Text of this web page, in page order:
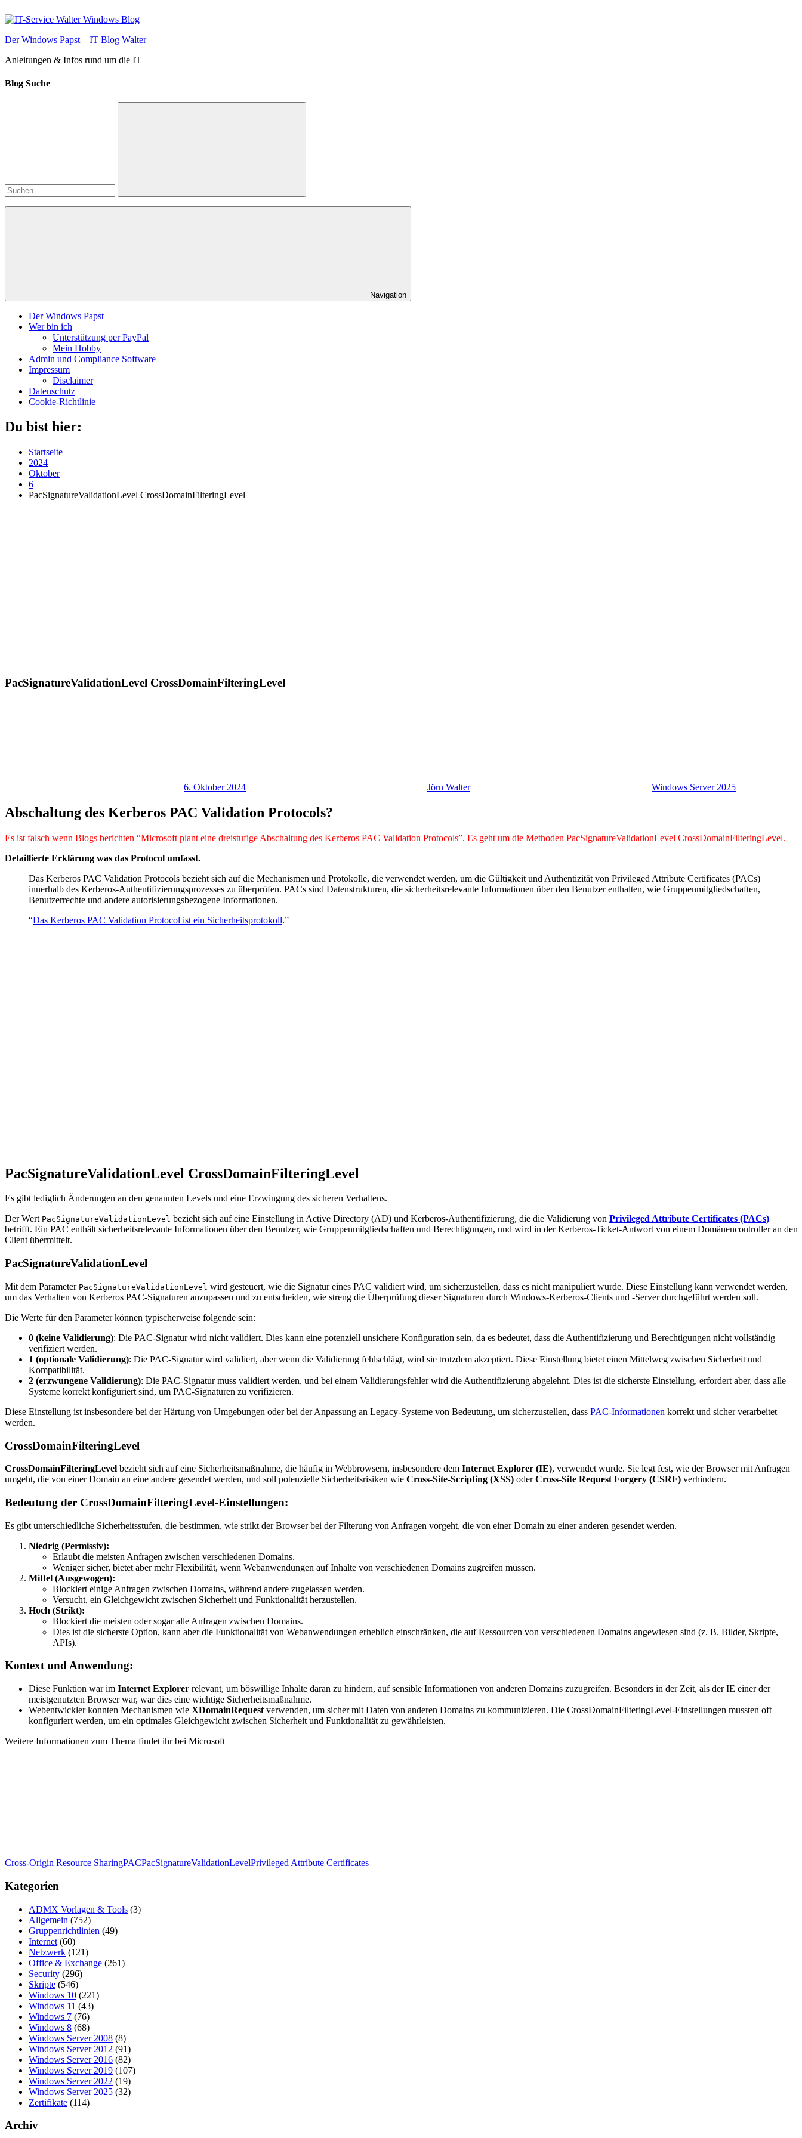
Inhalt
Der Windows Papst – IT Blog Walter
Anleitungen & Infos rund um die IT
Blog Suche
Suchen
Navigation
Der Windows Papst
Wer bin ich
Unterstützung per PayPal
Mein Hobby
Admin und Compliance Software
Impressum
Disclaimer
Datenschutz
Cookie-Richtlinie
Du bist hier:
Startseite
2024
Oktober
6
PacSignatureValidationLevel CrossDomainFilteringLevel
PacSignatureValidationLevel CrossDomainFilteringLevel
6. Oktober 2024 Jörn Walter Windows Server 2025
Abschaltung des Kerberos PAC Validation Protocols?
Es ist falsch wenn Blogs berichten “Microsoft plant eine dreistufige Abschaltung des Kerberos PAC Validation Protocols”. Es geht um die Methoden PacSignatureValidationLevel CrossDomainFilteringLevel.
Detaillierte Erklärung was das Protocol umfasst.
Das Kerberos PAC Validation Protocols bezieht sich auf die Mechanismen und Protokolle, die verwendet werden, um die Gültigkeit und Authentizität von Privileged Attribute Certificates (PACs)
innerhalb des Kerberos-Authentifizierungsprozesses zu überprüfen. PACs sind Datenstrukturen, die sicherheitsrelevante Informationen über den Benutzer enthalten, wie Gruppenmitgliedschaften,
Benutzerrechte und andere autorisierungsbezogene Informationen.
“Das Kerberos PAC Validation Protocol ist ein Sicherheitsprotokoll.”
PacSignatureValidationLevel CrossDomainFilteringLevel
Es gibt lediglich Änderungen an den genannten Levels und eine Erzwingung des sicheren Verhaltens.
Der Wert PacSignatureValidationLevel bezieht sich auf eine Einstellung in Active Directory (AD) und Kerberos-Authentifizierung, die die Validierung von Privileged Attribute Certificates (PACs)
betrifft. Ein PAC enthält sicherheitsrelevante Informationen über den Benutzer, wie Gruppenmitgliedschaften und Berechtigungen, und wird in der Kerberos-Ticket-Antwort von einem Domänencontroller an den
Client übermittelt.
PacSignatureValidationLevel
Mit dem Parameter PacSignatureValidationLevel wird gesteuert, wie die Signatur eines PAC validiert wird, um sicherzustellen, dass es nicht manipuliert wurde. Diese Einstellung kann verwendet werden,
um das Verhalten von Kerberos PAC-Signaturen anzupassen und zu entscheiden, wie streng die Überprüfung dieser Signaturen durch Windows-Kerberos-Clients und -Server durchgeführt werden soll.
Die Werte für den Parameter können typischerweise folgende sein:
0 (keine Validierung): Die PAC-Signatur wird nicht validiert. Dies kann eine potenziell unsichere Konfiguration sein, da es bedeutet, dass die Authentifizierung und Berechtigungen nicht vollständig
verifiziert werden.
1 (optionale Validierung): Die PAC-Signatur wird validiert, aber wenn die Validierung fehlschlägt, wird sie trotzdem akzeptiert. Diese Einstellung bietet einen Mittelweg zwischen Sicherheit und
Kompatibilität.
2 (erzwungene Validierung): Die PAC-Signatur muss validiert werden, und bei einem Validierungsfehler wird die Authentifizierung abgelehnt. Dies ist die sicherste Einstellung, erfordert aber, dass alle
Systeme korrekt konfiguriert sind, um PAC-Signaturen zu verifizieren.
Diese Einstellung ist insbesondere bei der Härtung von Umgebungen oder bei der Anpassung an Legacy-Systeme von Bedeutung, um sicherzustellen, dass PAC-Informationen korrekt und sicher verarbeitet
werden.
CrossDomainFilteringLevel
CrossDomainFilteringLevel bezieht sich auf eine Sicherheitsmaßnahme, die häufig in Webbrowsern, insbesondere dem Internet Explorer (IE), verwendet wurde. Sie legt fest, wie der Browser mit Anfragen
umgeht, die von einer Domain an eine andere gesendet werden, und soll potenzielle Sicherheitsrisiken wie Cross-Site-Scripting (XSS) oderCross-Site Request Forgery (CSRF) verhindern.
Bedeutung der CrossDomainFilteringLevel-Einstellungen:
Es gibt unterschiedliche Sicherheitsstufen, die bestimmen, wie strikt der Browser bei der Filterung von Anfragen vorgeht, die von einer Domain zu einer anderen gesendet werden.
Niedrig (Permissiv):
Erlaubt die meisten Anfragen zwischen verschiedenen Domains.
Weniger sicher, bietet aber mehr Flexibilität, wenn Webanwendungen auf Inhalte von verschiedenen Domains zugreifen müssen.
Mittel (Ausgewogen):
Blockiert einige Anfragen zwischen Domains, während andere zugelassen werden.
Versucht, ein Gleichgewicht zwischen Sicherheit und Funktionalität herzustellen.
Hoch (Strikt):
Blockiert die meisten oder sogar alle Anfragen zwischen Domains.
Dies ist die sicherste Option, kann aber die Funktionalität von Webanwendungen erheblich einschränken, die auf Ressourcen von verschiedenen Domains angewiesen sind (z. B. Bilder, Skripte,
APIs).
Kontext und Anwendung:
Diese Funktion war im Internet Explorer relevant, um böswillige Inhalte daran zu hindern, auf sensible Informationen von anderen Domains zuzugreifen. Besonders in der Zeit, als der IE einer der
meistgenutzten Browser war, war dies eine wichtige Sicherheitsmaßnahme.
Webentwickler konnten Mechanismen wie XDomainRequest verwenden, um sicher mit Daten von anderen Domains zu kommunizieren. Die CrossDomainFilteringLevel-Einstellungen mussten oft
konfiguriert werden, um ein optimales Gleichgewicht zwischen Sicherheit und Funktionalität zu gewährleisten.
Weitere Informationen zum Thema findet ihr bei Microsoft
Cross-Origin Resource SharingPACPacSignatureValidationLevelPrivileged Attribute Certificates
Kategorien
ADMX Vorlagen & Tools (3)
Allgemein (752)
Gruppenrichtlinien (49)
Internet (60)
Netzwerk (121)
Office & Exchange (261)
Security (296)
Skripte (546)
Windows 10 (221)
Windows 11 (43)
Windows 7 (76)
Windows 8 (68)
Windows Server 2008 (8)
Windows Server 2012 (91)
Windows Server 2016 (82)
Windows Server 2019 (107)
Windows Server 2022 (19)
Windows Server 2025 (32)
Zertifikate (114)
Archiv